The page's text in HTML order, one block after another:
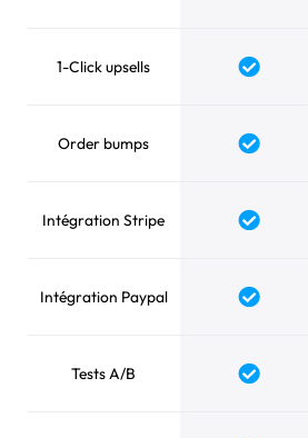
1-Click upsells
Order bumps
Intégration Stripe
Intégration Paypal
Tests A/B